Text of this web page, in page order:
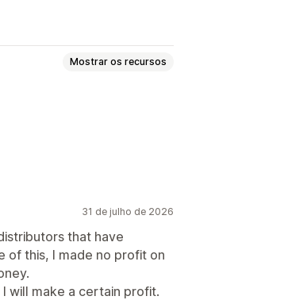
Mostrar os recursos
Estados Unidos
31 de julho de 2026
that have
of this, I made no profit on
will make a certain profit.